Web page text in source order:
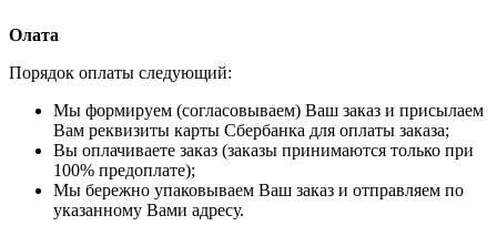
Олата
Порядок оплаты следующий:
Мы формируем (согласовываем) Ваш заказ и присылаем
Вам реквизиты карты Сбербанка для оплаты заказа;
Вы оплачиваете заказ (заказы принимаются только при
100% предоплате);
Мы бережно упаковываем Ваш заказ и отправляем по
указанному Вами адресу.